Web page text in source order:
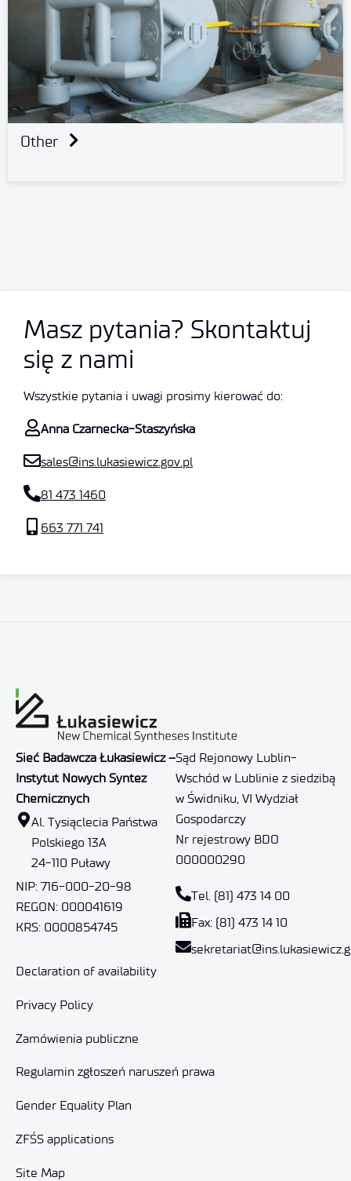
Other
Masz pytania? Skontaktuj
się z nami
Wszystkie pytania i uwagi prosimy kierować do:
Anna Czarnecka-Staszyńska
sales@ins.lukasiewicz.gov.pl
81 473 1460
663 771 741
Sieć Badawcza Łukasiewicz –
Instytut Nowych Syntez
Chemicznych
Al. Tysiąclecia Państwa
Polskiego 13A
24-110 Puławy
NIP: 716-000-20-98
REGON: 000041619
KRS: 0000854745
Sąd Rejonowy Lublin-
Wschód w Lublinie z siedzibą
w Świdniku, VI Wydział
Gospodarczy
Nr rejestrowy BDO
000000290
Tel. (81) 473 14 00
Fax: (81) 473 14 10
Declaration of availability
Privacy Policy
Zamówienia publiczne
Regulamin zgłoszeń naruszeń prawa
Gender Equality Plan
ZFŚS applications
Site Map